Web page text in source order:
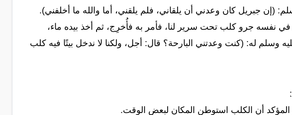
(إن جبريل كان وعدني أن يلقاني، فلم يلقني، أما والله ما أخلفني).
جرو كلب تحت سرير لنا، فأمر به فأُخرِج، ثم أخذ بيده ماء،
وسلم له: (كنت وعدتني البارحة؟ قال: أجل، ولكنا لا ندخل بيتًا فيه كلب
أن الكلب استوطن المكان لبعض الوقت.